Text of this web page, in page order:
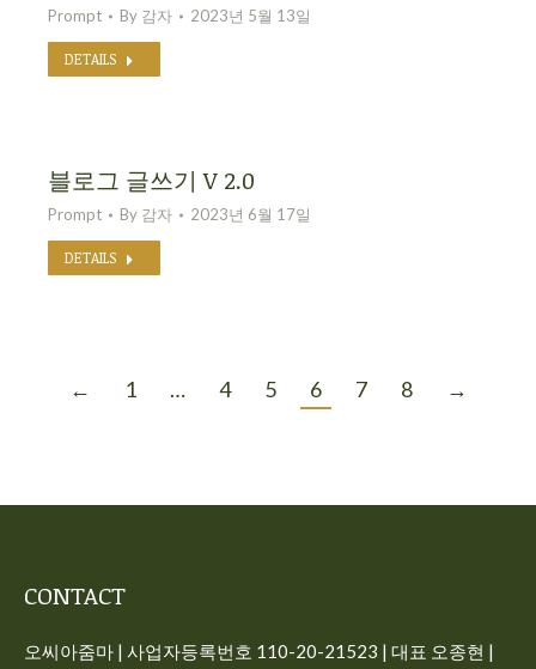
Prompt By 감자 2023년 5월 13일
DETAILS
블로그 글쓰기 V 2.0
Prompt By 감자 2023년 6월 17일
DETAILS
← 1 … 4 5 6 7 8 →
CONTACT
오씨아줌마 | 사업자등록번호 110-20-21523 | 대표 오종현 |